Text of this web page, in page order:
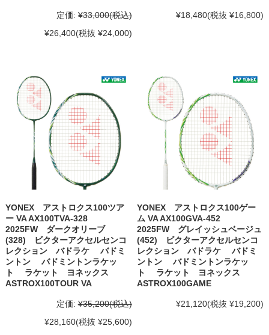
定価: ¥33,000(税込)
¥26,400(税抜 ¥24,000)
¥18,480(税抜 ¥16,800)
YONEX アストロクス100ツア
ー VA AX100TVA-328
2025FW ダークオリーブ
(328) ビクターアクセルセンコ
レクション バドラケ バドミ
ントン バドミントンラケッ
ト ラケット ヨネックス
ASTROX100TOUR VA
定価: ¥35,200(税込)
¥28,160(税抜 ¥25,600)
YONEX アストロクス100ゲー
ム VA AX100GVA-452
2025FW グレイッシュベージュ
(452) ビクターアクセルセンコ
レクション バドラケ バドミ
ントン バドミントンラケッ
ト ラケット ヨネックス
ASTROX100GAME
¥21,120(税抜 ¥19,200)